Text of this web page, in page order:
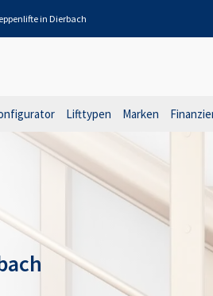
in Dierbach
Lifttypen Marken